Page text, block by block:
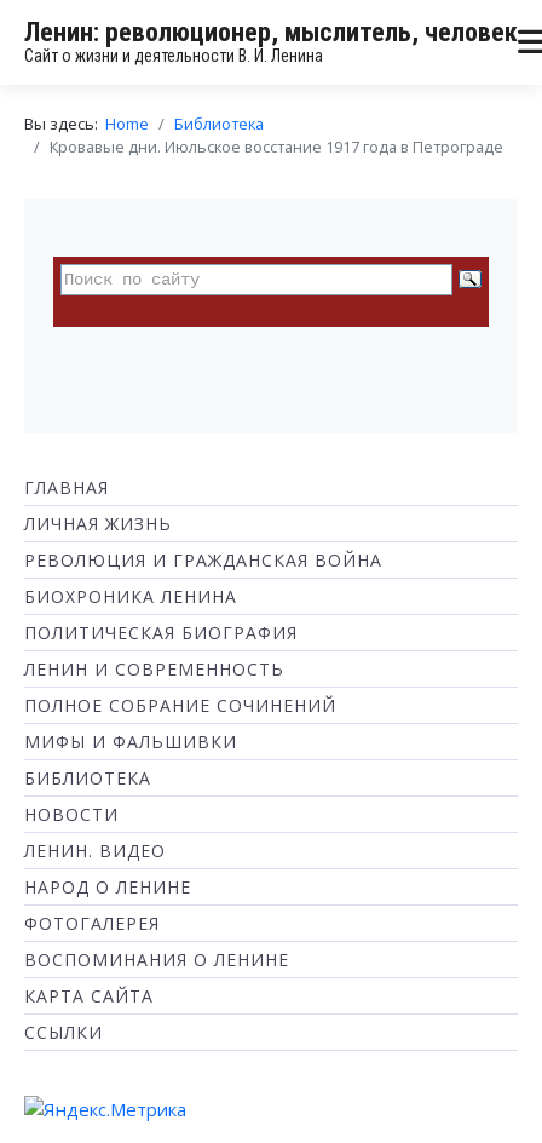
Ленин: революционер, мыслитель, человек
Сайт о жизни и деятельности В. И. Ленина
Вы здесь: Home
Библиотека
Кровавые дни. Июльское восстание 1917 года в Петрограде
ГЛАВНАЯ
ЛИЧНАЯ ЖИЗНЬ
РЕВОЛЮЦИЯ И ГРАЖДАНСКАЯ ВОЙНА
БИОХРОНИКА ЛЕНИНА
ПОЛИТИЧЕСКАЯ БИОГРАФИЯ
ЛЕНИН И СОВРЕМЕННОСТЬ
ПОЛНОЕ СОБРАНИЕ СОЧИНЕНИЙ
МИФЫ И ФАЛЬШИВКИ
БИБЛИОТЕКА
НОВОСТИ
ЛЕНИН. ВИДЕО
НАРОД О ЛЕНИНЕ
ФОТОГАЛЕРЕЯ
ВОСПОМИНАНИЯ О ЛЕНИНЕ
КАРТА САЙТА
ССЫЛКИ